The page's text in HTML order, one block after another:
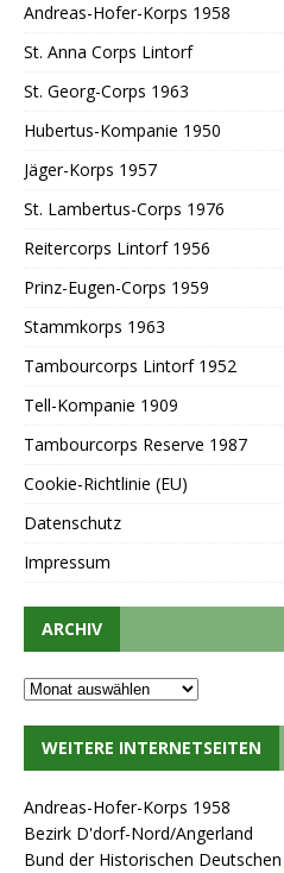
Andreas-Hofer-Korps 1958
St. Anna Corps Lintorf
St. Georg-Corps 1963
Hubertus-Kompanie 1950
Jäger-Korps 1957
St. Lambertus-Corps 1976
Reitercorps Lintorf 1956
Prinz-Eugen-Corps 1959
Stammkorps 1963
Tambourcorps Lintorf 1952
Tell-Kompanie 1909
Tambourcorps Reserve 1987
Cookie-Richtlinie (EU)
Datenschutz
Impressum
ARCHIV
WEITERE INTERNETSEITEN
Andreas-Hofer-Korps 1958
Bezirk D'dorf-Nord/Angerland
Bund der Historischen